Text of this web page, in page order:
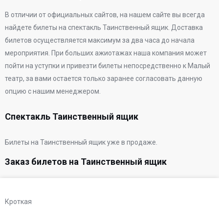
В отличии от официальных сайтов, на нашем сайте вы всегда
найдете билеты на спектакль Таинственный ящик. Доставка
билетов осуществляется максимум за два часа до начала
мероприятия. При больших ажиотажах наша компания может
пойти на уступки и привезти билеты непосредственно к Малый
театр, за вами остается только заранее согласовать данную
опцию с нашим менеджером.
Спектакль Таинственный ящик
Билеты на Таинственный ящик уже в продаже.
Заказ билетов на Таинственный ящик
Кроткая